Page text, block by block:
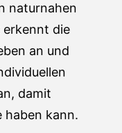
naturnahen
erkennt die
an und
damit
haben kann.